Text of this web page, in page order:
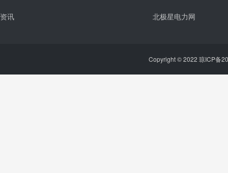
资讯 北极星电力网
Copyright © 2022 琼ICP备